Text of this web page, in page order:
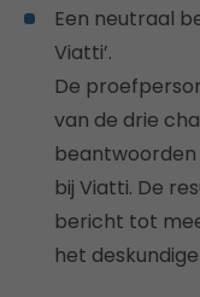
Een neutraal
Viatti’.
De
van de drie
bij Viatti. De
bericht tot
het